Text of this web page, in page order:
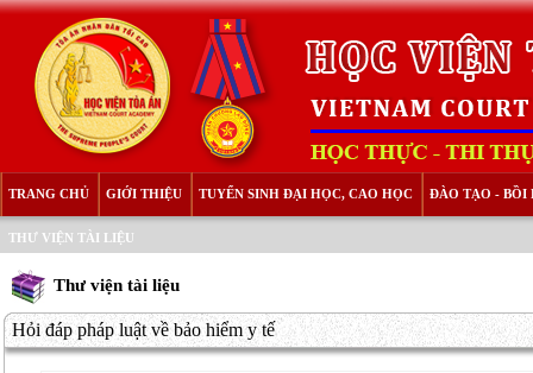
TRANG CHỦ GIỚI THIỆU TUYỂN SINH ĐẠI HỌC, CAO HỌC ĐÀO TẠO - BỒI
THƯ VIỆN TÀI LIỆU
Thư viện tài liệu
Hỏi đáp pháp luật về bảo hiểm y tế